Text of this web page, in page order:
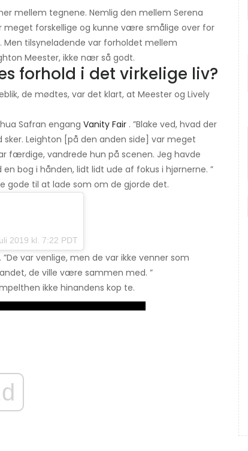
mellem tegnene. Nemlig den mellem Serena
meget forskellige og kunne være smålige over for
tilsyneladende var forholdet mellem
Meester, ikke nær så godt.
forhold i det virkelige liv?
de mødtes, var det klart, at Meester og Lively
Safran engang Vanity Fair . ”Blake ved, hvad der
Leighton [på den anden side] var meget
færdige, vandrede hun på scenen. Jeg havde
bog i hånden, lidt lidt ude af fokus i hjørnerne. ”
gode til at lade som om de gjorde det.
2019 kl. 7:22 PDT
var venlige, men de var ikke venner som
de ville være sammen med. ”
ikke hinandens kop te.